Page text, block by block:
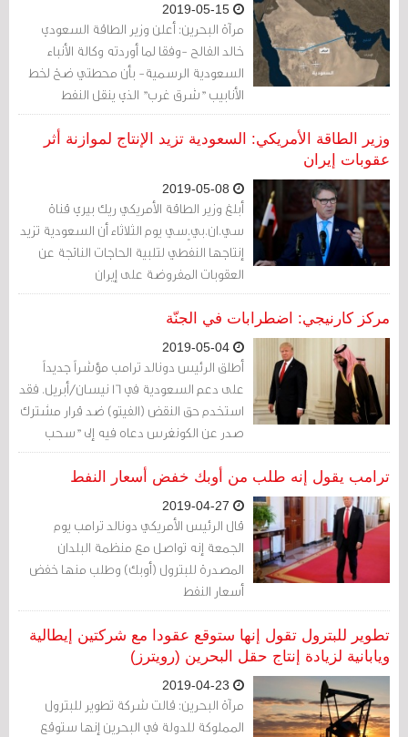
مرآة البحرين: أعلن وزير الطاقة السعودي
خالد الفالح -وفقا لما أوردته وكالة الأنباء
السعودية الرسمية- بأن محطتي ضخ لخط
الأنابيب "شرق غرب" الذي ينقل النفط
السعودي من حقول النفط بالمنطقة
الشرقية إلى ميناء ينبع على الساحل الغربي،
بين السادسة والسادسة والنصف (بالتوقيت
المحلي) من صباح اليوم الثلاثاء.
وزير الطاقة الأمريكي: السعودية تزيد الإنتاج لموازنة أثر
عقوبات إيران
أبلغ وزير الطاقة الأمريكي ريك بيري قناة
سي.ان.بي.ٍسي يوم الثلاثاء أن السعودية تزيد
إنتاجها النفطي لتلبية الحاجات الناتجة عن
العقوبات المفروضة على إيران
مركز كارنيجي: اضطرابات في الجنّة
أطلق الرئيس دونالد ترامب مؤشراً جديداً
على دعم السعودية في 16 نيسان/أبريل. فقد
استخدم حق النقض (الفيتو) ضد قرار مشترك
صدر عن الكونغرس دعاه فيه إلى "سحب
القوات الأميركية من الأعمال العدائية الدائرة
في اليمن أو التي تؤثّر على البلاد" في غضون
30 يوماً، إلا إذا وافق الكونغرس على أي
انسحاب متأخر للقوات، أو إعلان الحرب، أو
السماح بنشر القوات الأميركية.
ترامب يقول إنه طلب من أوبك خفض أسعار النفط
قال الرئيس الأمريكي دونالد ترامب يوم
الجمعة إنه تواصل مع منظمة البلدان
المصدرة للبترول (أوبك) وطلب منها خفض
أسعار النفط
تطوير للبترول تقول إنها ستوقع عقودا مع شركتين إيطالية
ويابانية لزيادة إنتاج حقل البحرين (رويترز)
مرآة البحرين: قالت شركة تطوير للبترول
المملوكة للدولة في البحرين إنها ستوقع